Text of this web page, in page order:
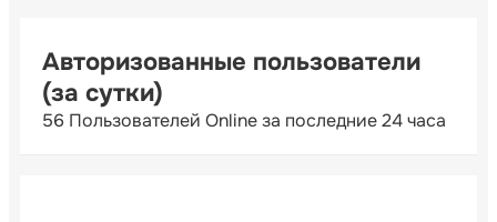
Авторизованные пользователи
(за сутки)
56 Пользователей Online за последние 24 часа